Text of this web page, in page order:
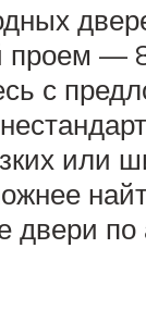
проем —
с
или
двери по